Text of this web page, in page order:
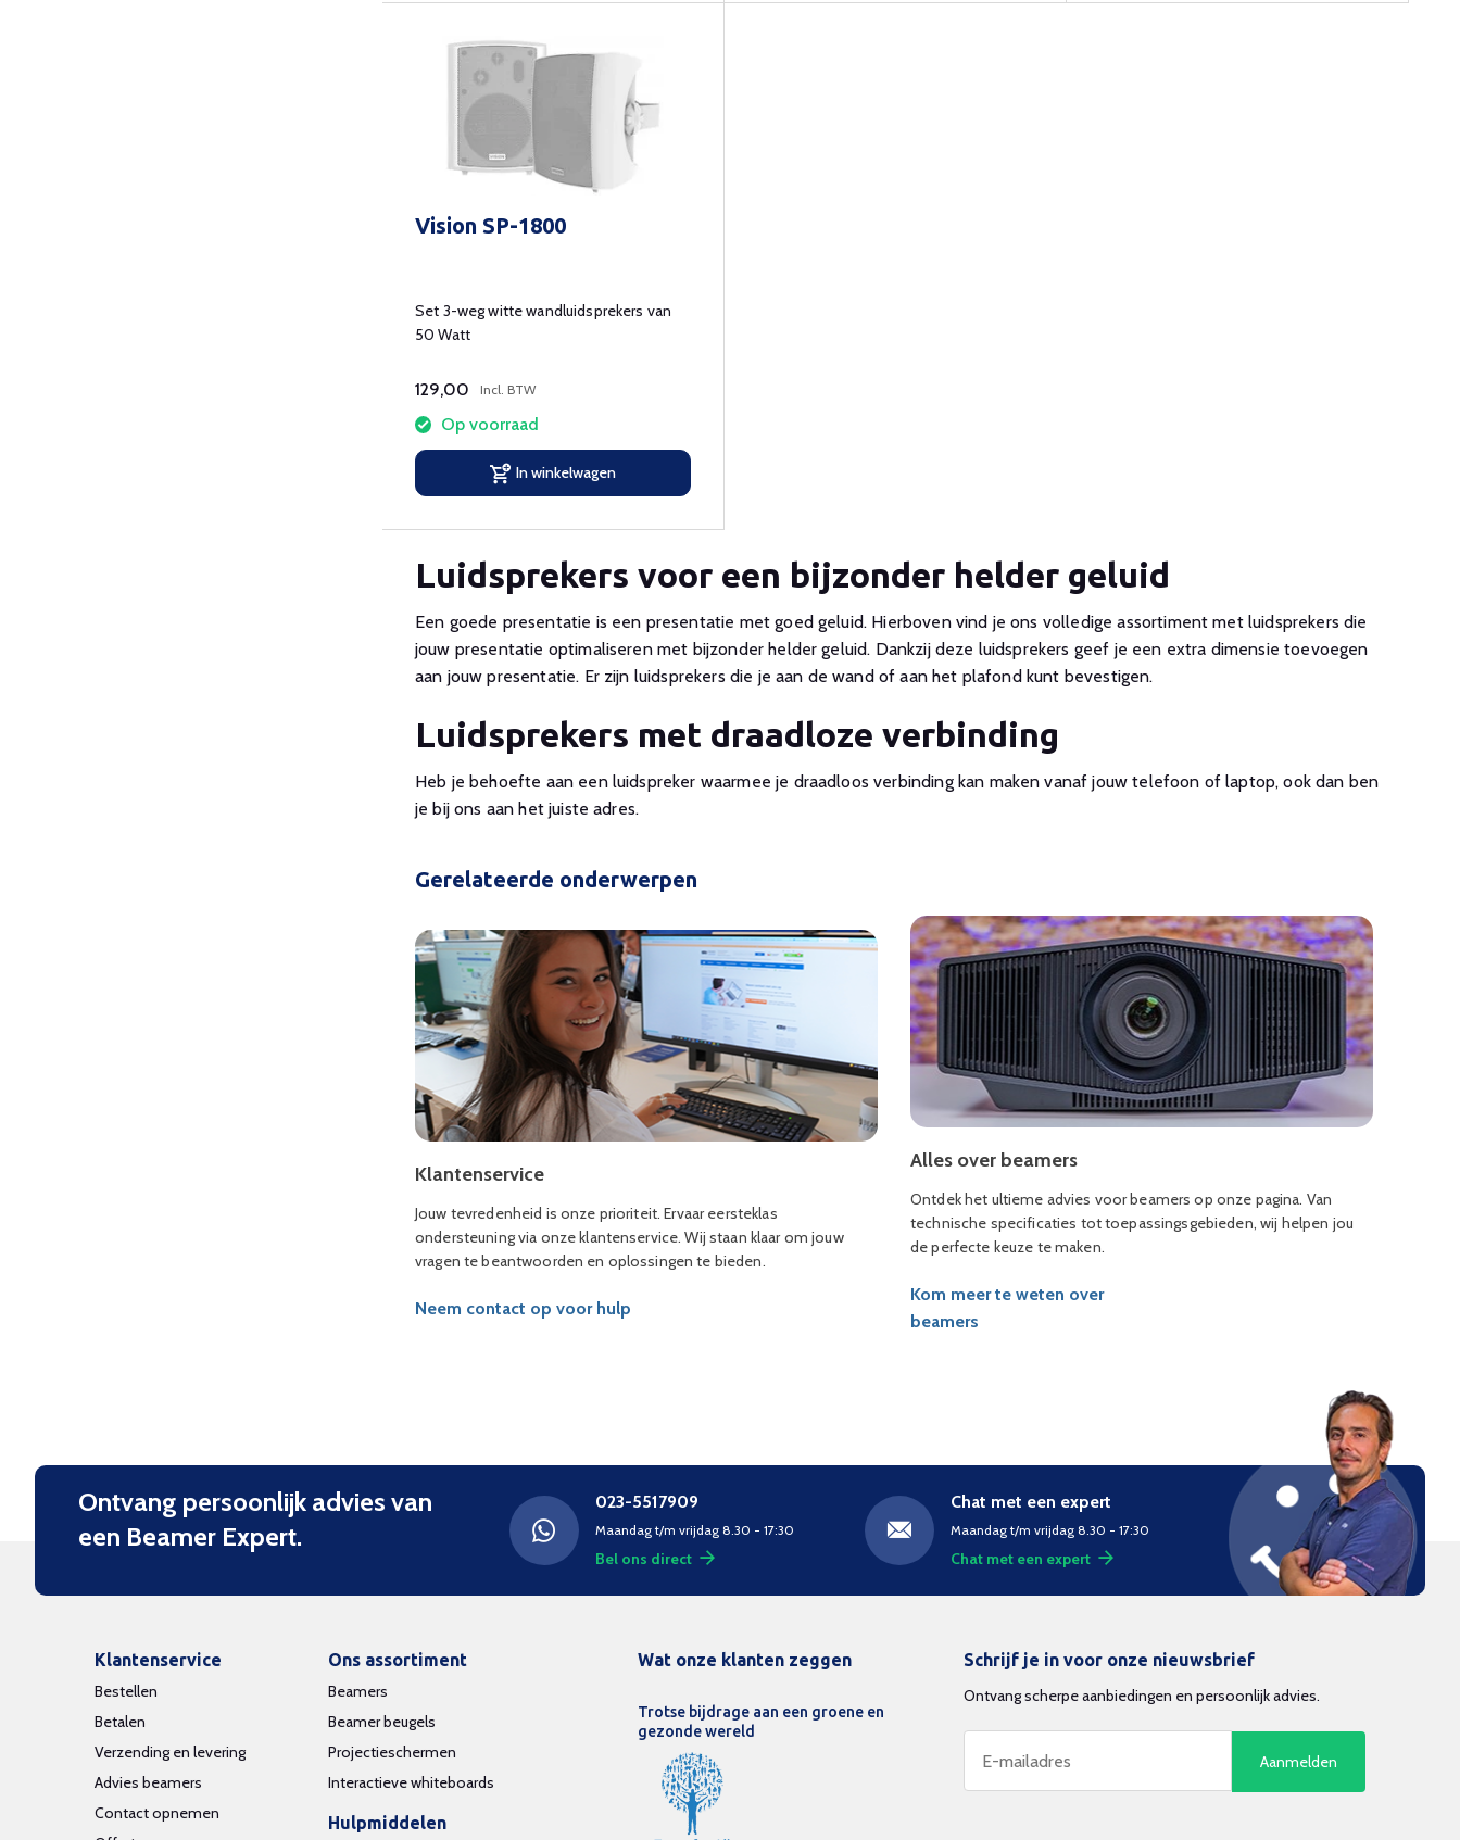
Vision SP-1800
Set 3-weg witte wandluidsprekers van
50 Watt
129,00 Incl. BTW
Op voorraad
In winkelwagen
Luidsprekers voor een bijzonder helder geluid
Een goede presentatie is een presentatie met goed geluid. Hierboven vind je ons volledige assortiment met luidsprekers die
jouw presentatie optimaliseren met bijzonder helder geluid. Dankzij deze luidsprekers geef je een extra dimensie toevoegen
aan jouw presentatie. Er zijn luidsprekers die je aan de wand of aan het plafond kunt bevestigen.
Luidsprekers met draadloze verbinding
Heb je behoefte aan een luidspreker waarmee je draadloos verbinding kan maken vanaf jouw telefoon of laptop, ook dan ben
je bij ons aan het juiste adres.
Gerelateerde onderwerpen
Klantenservice
Jouw tevredenheid is onze prioriteit. Ervaar eersteklas
ondersteuning via onze klantenservice. Wij staan klaar om jouw
vragen te beantwoorden en oplossingen te bieden.
Neem contact op voor hulp
Alles over beamers
Ontdek het ultieme advies voor beamers op onze pagina. Van
technische specificaties tot toepassingsgebieden, wij helpen jou
de perfecte keuze te maken.
Kom meer te weten over
beamers
Ontvang persoonlijk advies van
een Beamer Expert.
023-5517909
Maandag t/m vrijdag 8.30 - 17:30
Bel ons direct
Chat met een expert
Maandag t/m vrijdag 8.30 - 17:30
Chat met een expert
Klantenservice
Bestellen
Betalen
Verzending en levering
Advies beamers
Contact opnemen
Ons assortiment
Beamers
Beamer beugels
Projectieschermen
Interactieve whiteboards
Hulpmiddelen
Wat onze klanten zeggen
Trotse bijdrage aan een groene en
gezonde wereld
Schrijf je in voor onze nieuwsbrief
Ontvang scherpe aanbiedingen en persoonlijk advies.
Aanmelden